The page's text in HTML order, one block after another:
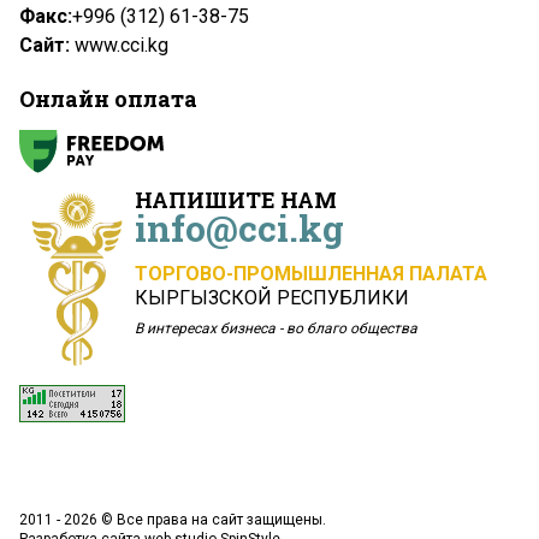
НАПИШИТЕ НАМ
info@cci.kg
ТОРГОВО-ПРОМЫШЛЕННАЯ ПАЛАТА
КЫРГЫЗСКОЙ РЕСПУБЛИКИ
В интересах бизнеса - во благо общества
2011 - 2026 © Все права на сайт защищены.
Факс:+996 (312) 61-38-75
Сайт: www.cci.kg
Онлайн оплата